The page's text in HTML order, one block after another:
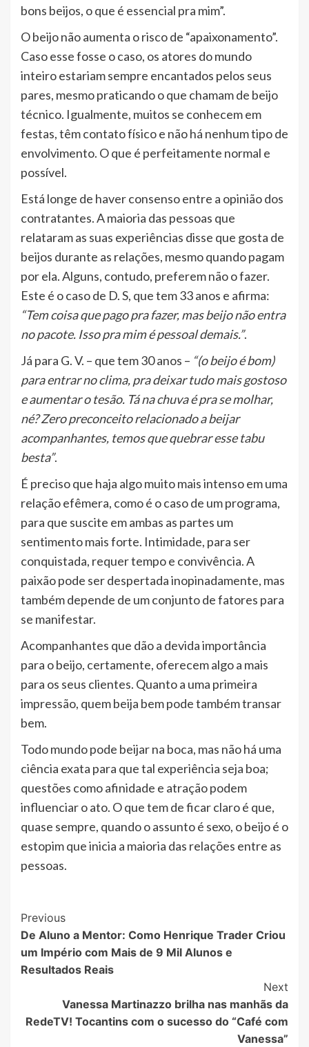
bons beijos, o que é essencial pra mim”.
O beijo não aumenta o risco de “apaixonamento”.
Caso esse fosse o caso, os atores do mundo
inteiro estariam sempre encantados pelos seus
pares, mesmo praticando o que chamam de beijo
técnico. Igualmente, muitos se conhecem em
festas, têm contato físico e não há nenhum tipo de
envolvimento. O que é perfeitamente normal e
possível.
Está longe de haver consenso entre a opinião dos
contratantes. A maioria das pessoas que
relataram as suas experiências disse que gosta de
beijos durante as relações, mesmo quando pagam
por ela. Alguns, contudo, preferem não o fazer.
Este é o caso de D. S, que tem 33 anos e afirma:
“Tem coisa que pago pra fazer, mas beijo não entra
no pacote. Isso pra mim é pessoal demais.”.
Já para G. V. – que tem 30 anos – “(o beijo é bom)
para entrar no clima, pra deixar tudo mais gostoso
e aumentar o tesão. Tá na chuva é pra se molhar,
né? Zero preconceito relacionado a beijar
acompanhantes, temos que quebrar esse tabu
besta”.
É preciso que haja algo muito mais intenso em uma
relação efêmera, como é o caso de um programa,
para que suscite em ambas as partes um
sentimento mais forte. Intimidade, para ser
conquistada, requer tempo e convivência. A
paixão pode ser despertada inopinadamente, mas
também depende de um conjunto de fatores para
se manifestar.
Acompanhantes que dão a devida importância
para o beijo, certamente, oferecem algo a mais
para os seus clientes. Quanto a uma primeira
impressão, quem beija bem pode também transar
bem.
Todo mundo pode beijar na boca, mas não há uma
ciência exata para que tal experiência seja boa;
questões como afinidade e atração podem
influenciar o ato. O que tem de ficar claro é que,
quase sempre, quando o assunto é sexo, o beijo é o
estopim que inicia a maioria das relações entre as
pessoas.
Post
Navigation
Previous
De Aluno a Mentor: Como Henrique Trader Criou
um Império com Mais de 9 Mil Alunos e
Resultados Reais
Next
Vanessa Martinazzo brilha nas manhãs da
RedeTV! Tocantins com o sucesso do “Café com
Vanessa”